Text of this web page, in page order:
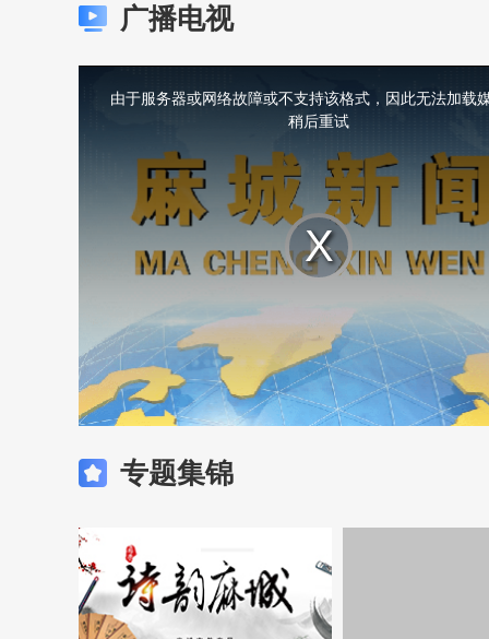
广播电视
Play
Video
This
由于服务器或网络故障或不支持该格式，因此无法加载
稍后重试
专题集锦